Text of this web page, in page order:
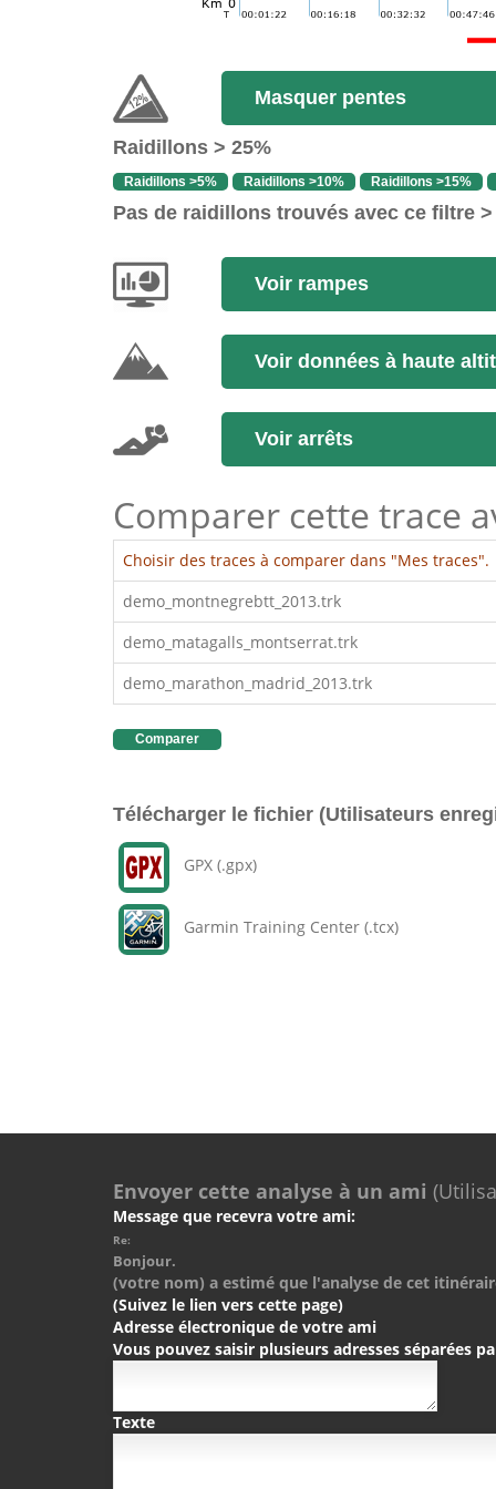
Masquer pentes
Raidillons > 25%
Raidillons >5% Raidillons >10% Raidillons >15%
Pas de raidillons trouvés avec ce filtre >
Voir rampes
Voir données à haute
Voir arrêts
Comparer cette trace
Choisir des traces à comparer dans "Mes traces".
demo_montnegrebtt_2013.trk
demo_matagalls_montserrat.trk
demo_marathon_madrid_2013.trk
Comparer
Télécharger le fichier (Utilisateurs
GPX (.gpx)
Garmin Training Center (.tcx)
Envoyer cette analyse à un ami
Message que recevra votre ami:
Re:
Bonjour.
(votre nom) a estimé que l'analyse de cet
(Suivez le lien vers cette page)
Adresse électronique de votre ami
Vous pouvez saisir plusieurs adresses séparées
Texte